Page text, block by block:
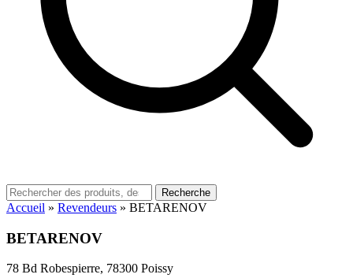
Recherche
Accueil » Revendeurs » BETARENOV
BETARENOV
78 Bd Robespierre, 78300 Poissy